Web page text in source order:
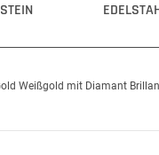
Weißgold mit Diamant